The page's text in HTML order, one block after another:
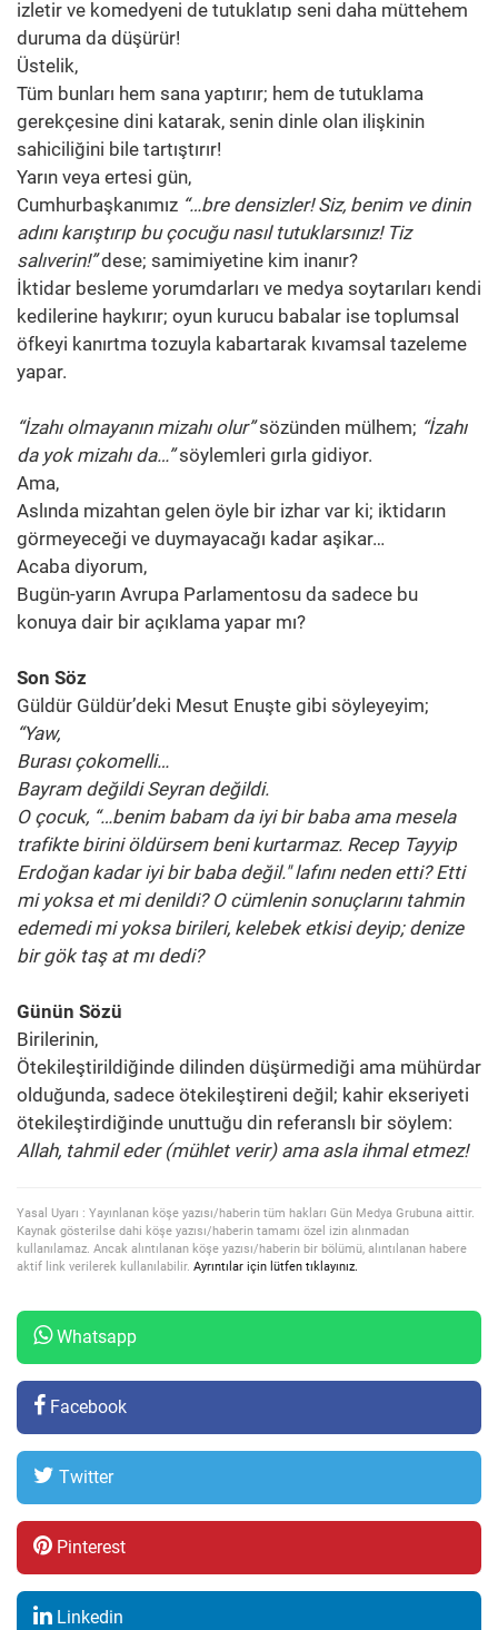
izletir ve komedyeni de tutuklatıp seni daha müttehem
duruma da düşürür!
Üstelik,
Tüm bunları hem sana yaptırır; hem de tutuklama
gerekçesine dini katarak, senin dinle olan ilişkinin
sahiciliğini bile tartıştırır!
Yarın veya ertesi gün,
Cumhurbaşkanımız “…bre densizler! Siz, benim ve dinin
adını karıştırıp bu çocuğu nasıl tutuklarsınız! Tiz
salıverin!”dese; samimiyetine kim inanır?
İktidar besleme yorumdarları ve medya soytarıları kendi
kedilerine haykırır; oyun kurucu babalar ise toplumsal
öfkeyi kanırtma tozuyla kabartarak kıvamsal tazeleme
yapar.
“İzahı olmayanın mizahı olur”sözünden mülhem; “İzahı
da yok mizahı da…”söylemleri gırla gidiyor.
Ama,
Aslında mizahtan gelen öyle bir izhar var ki; iktidarın
görmeyeceği ve duymayacağı kadar aşikar…
Acaba diyorum,
Bugün-yarın Avrupa Parlamentosu da sadece bu
konuya dair bir açıklama yapar mı?
Son Söz
Güldür Güldür’deki Mesut Enuşte gibi söyleyeyim;
“Yaw,
Burası çokomelli…
Bayram değildi Seyran değildi.
O çocuk, “…benim babam da iyi bir baba ama mesela
trafikte birini öldürsem beni kurtarmaz. Recep Tayyip
Erdoğan kadar iyi bir baba değil." lafını neden etti? Etti
mi yoksa et mi denildi? O cümlenin sonuçlarını tahmin
edemedi mi yoksa birileri, kelebek etkisi deyip; denize
bir gök taş at mı dedi?
Günün Sözü
Birilerinin,
Ötekileştirildiğinde dilinden düşürmediği ama mühürdar
olduğunda, sadece ötekileştireni değil; kahir ekseriyeti
ötekileştirdiğinde unuttuğu din referanslı bir söylem:
Allah, tahmil eder (mühlet verir) ama asla ihmal etmez!
Yasal Uyarı : Yayınlanan köşe yazısı/haberin tüm hakları Gün Medya Grubuna aittir.
Kaynak gösterilse dahi köşe yazısı/haberin tamamı özel izin alınmadan
kullanılamaz. Ancak alıntılanan köşe yazısı/haberin bir bölümü, alıntılanan habere
aktif link verilerek kullanılabilir. Ayrıntılar için lütfen tıklayınız.
Whatsapp
Facebook
Twitter
Pinterest
Linkedin